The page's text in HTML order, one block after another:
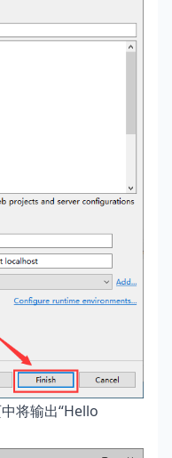
将输出“Hello